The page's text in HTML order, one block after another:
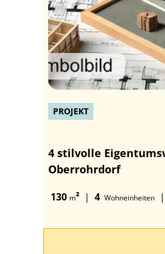
PROJEKT
4 stilvolle
Oberrohrdorf
130 m² | 4 Wohneinheiten |